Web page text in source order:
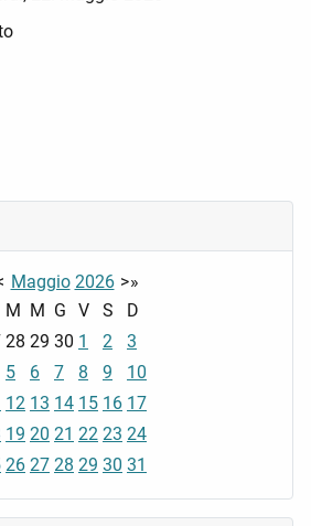
Maggio 2026 >»
M M G V S
D
28 29 30 1 2
3
5 6 7 8 9
10
12 13 14 15 16 17
19 20 21 22 23 24
26 27 28 29 30 31